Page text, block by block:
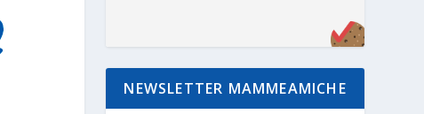
NEWSLETTER MAMMEAMICHE